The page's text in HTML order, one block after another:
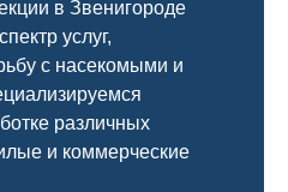
в Звенигороде
услуг,
с насекомыми и
различных
и коммерческие